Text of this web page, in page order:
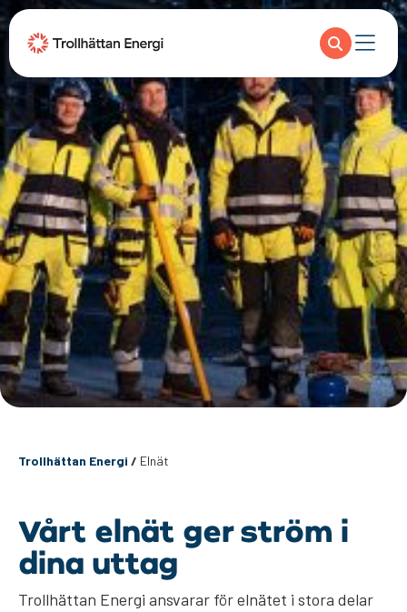
Trollhättan Energi / Elnät
Vårt elnät ger ström i
dina uttag
Trollhättan Energi ansvarar för elnätet i stora delar